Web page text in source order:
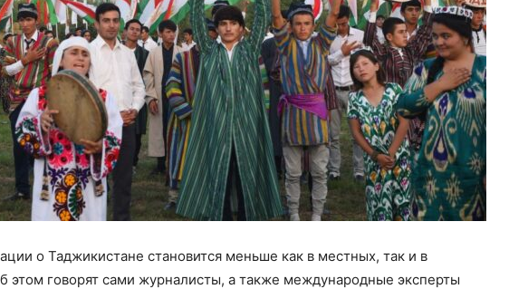
о Таджикистане становится меньше как в местных, так и в
этом говорят сами журналисты, а также международные эксперты